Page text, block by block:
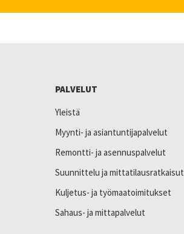
PALVELUT
Yleistä
Myynti- ja asiantuntijapalvelut
Remontti- ja asennuspalvelut
Suunnittelu ja mittatilausratkaisut
Kuljetus- ja työmaatoimitukset
Sahaus- ja mittapalvelut